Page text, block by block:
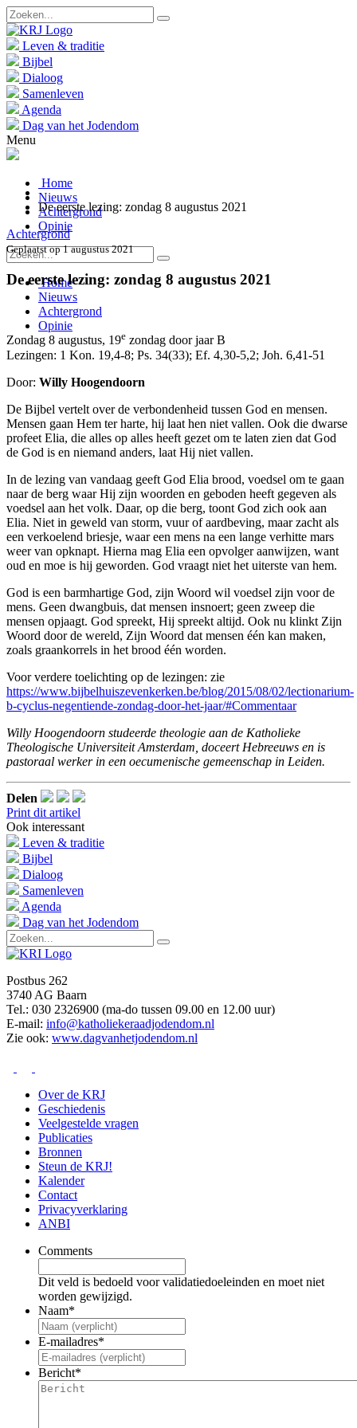
Leven & traditie
Bijbel
Dialoog
Samenleven
Agenda
Dag van het Jodendom
Menu
Home
Nieuws
Achtergrond
Opinie
Home
Nieuws
Achtergrond
Opinie
De eerste lezing: zondag 8 augustus 2021
Achtergrond
Geplaatst op 1 augustus 2021
De eerste lezing: zondag 8 augustus 2021
Zondag 8 augustus, 19e zondag door jaar B
Lezingen: 1 Kon. 19,4-8; Ps. 34(33); Ef. 4,30-5,2; Joh. 6,41-51
Door: Willy Hoogendoorn
De Bijbel vertelt over de verbondenheid tussen God en mensen.
Mensen gaan Hem ter harte, hij laat hen niet vallen. Ook die dwarse
profeet Elia, die alles op alles heeft gezet om te laten zien dat God
de God is en niemand anders, laat Hij niet vallen.
In de lezing van vandaag geeft God Elia brood, voedsel om te gaan
naar de berg waar Hij zijn woorden en geboden heeft gegeven als
voedsel aan het volk. Daar, op die berg, toont God zich ook aan
Elia. Niet in geweld van storm, vuur of aardbeving, maar zacht als
een verkoelend briesje, waar een mens na een lange verhitte mars
weer van op­knapt. Hierna mag Elia een opvolger aanwijzen, want
oud en moe is hij geworden. God vraagt niet het uiterste van hem.
God is een barmhartige God, zijn Woord wil voedsel zijn voor de
mens. Geen dwang­buis, dat mensen insnoert; geen zweep die
mensen opjaagt. God spreekt, Hij spreekt altijd. Ook nu klinkt Zijn
Woord door de wereld, Zijn Woord dat mensen één kan maken,
zoals graankorrels in het brood één worden.
Voor verdere toelichting op de lezingen: zie
https://www.bijbelhuiszevenkerken.be/blog/2015/08/02/lectionarium-
b-cyclus-negentiende-zondag-door-het-jaar/#Commentaar
Willy Hoogendoorn studeerde theologie aan de Katholieke
Theologische Universiteit Amsterdam, doceert Hebreeuws en is
pastoraal werker in een oecumenische gemeenschap in Leiden.
Delen
Print dit artikel
Ook interessant
Leven & traditie
Bijbel
Dialoog
Samenleven
Agenda
Dag van het Jodendom
Postbus 262
3740 AG Baarn
Tel.: 030 2326900 (ma-do tussen 09.00 en 12.00 uur)
E-mail: info@katholiekeraadjodendom.nl
Zie ook: www.dagvanhetjodendom.nl
Over de KRJ
Geschiedenis
Veelgestelde vragen
Publicaties
Bronnen
Steun de KRJ!
Kalender
Contact
Privacyverklaring
ANBI
Comments
Dit veld is bedoeld voor validatiedoeleinden en moet niet
worden gewijzigd.
Naam*
E-mailadres*
Bericht*